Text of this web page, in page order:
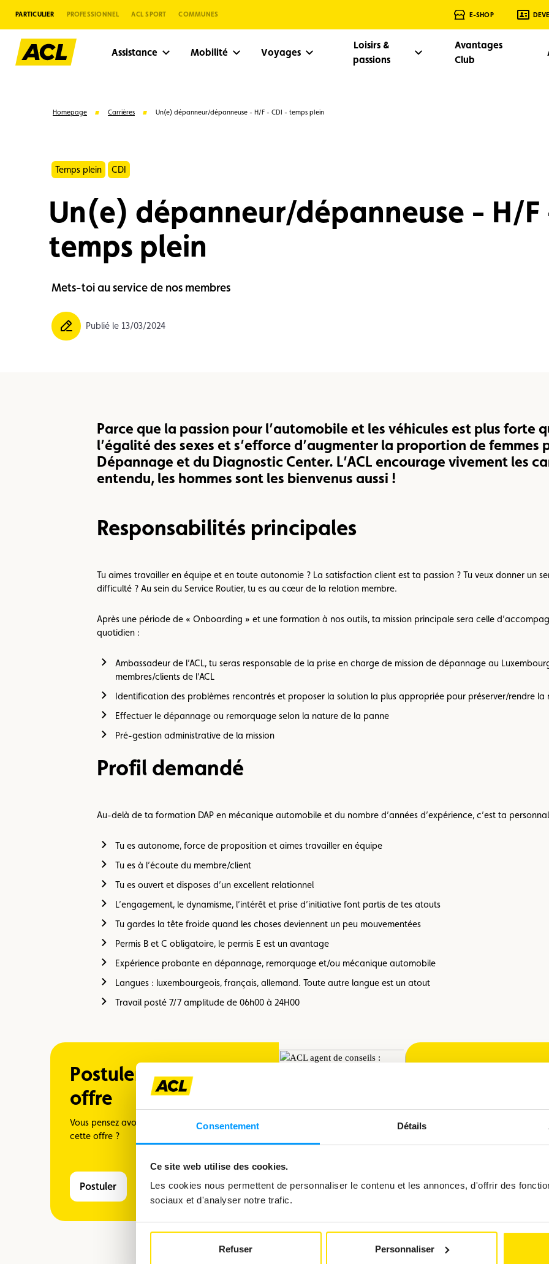
Consentement Détails
Ce site web utilise des cookies.
Les cookies nous permettent de personnaliser le contenu et les annonces, d'offrir des
sociaux et d'analyser notre trafic.
Refuser Personnaliser
PARTICULIER PROFESSIONNEL ACL SPORT COMMUNES E-SHOP
Assistance Mobilité Voyages
Loisirs &
passions
Avantages
Club
Suggestions
Carte membre Avantages
Homepage Carrières Un(e) dépanneur/dépanneuse - H/F - CDI - temps plein
Temps plein CDI
Un(e) dépanneur/dépanneuse - H/F
temps plein
Mets-toi au service de nos membres
Publié le 13/03/2024
Parce que la passion pour l’automobile et les véhicules est plus forte
l’égalité des sexes et s’efforce d’augmenter la proportion de
Dépannage et du Diagnostic Center. L’ACL encourage vivement les
entendu, les hommes sont les bienvenus aussi !
Responsabilités principales
Tu aimes travailler en équipe et en toute autonomie ? La satisfaction client est ta passion ? Tu veux donner un
difficulté ? Au sein du Service Routier, tu es au cœur de la relation membre.
Après une période de « Onboarding » et une formation à nos outils, ta mission principale sera celle
quotidien :
Ambassadeur de l’ACL, tu seras responsable de la prise en charge de mission de dépannage au
membres/clients de l’ACL
Identification des problèmes rencontrés et proposer la solution la plus appropriée pour préserver/rendre la
Effectuer le dépannage ou remorquage selon la nature de la panne
Pré-gestion administrative de la mission
Profil demandé
Au-delà de ta formation DAP en mécanique automobile et du nombre d’années d’expérience, c’est ta
Tu es autonome, force de proposition et aimes travailler en équipe
Tu es à l’écoute du membre/client
Tu es ouvert et disposes d’un excellent relationnel
L’engagement, le dynamisme, l’intérêt et prise d’initiative font partis de tes atouts
Tu gardes la tête froide quand les choses deviennent un peu mouvementées
Permis B et C obligatoire, le permis E est un avantage
Expérience probante en dépannage, remorquage et/ou mécanique automobile
Langues : luxembourgeois, français, allemand. Toute autre langue est un atout
Travail posté 7/7 amplitude de 06h00 à 24H00
Postuler pour cette
offre
Vous pensez avoir le profil correspondant à
cette offre ?
Postuler
répondre à vos interrogations
Posez votre question